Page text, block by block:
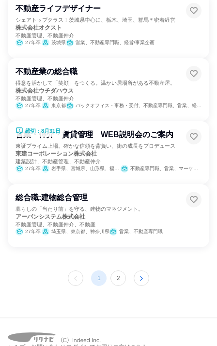
不動産ライフデザイナー
シェアトップクラス！茨城県中心に、栃木、埼玉、群馬＊密着経営
株式会社オクスト
不動産管理、不動産仲介
27年卒 茨城県 営業、不動産専門職、経営/事業企画
不動産業の総合職
得意を活かして「笑顔」をつくる。温かい居場所がある不動産屋。
株式会社ウチダハウス
不動産管理、不動産仲介
27年卒 東京都 バックオフィス・事務・受付、不動産専門職、営業、経営/事業企画、建築/土木/プラント専門職
締切：8月31日
営業・仲介・賃貸管理 WEB説明会のご案内
東証プライム上場。確かな信頼を背負い、街の成長をプロデュース
東建コーポレーション株式会社
建築設計、不動産管理、不動産仲介
27年卒 岩手県、宮城県、山形県、福島県、茨城県、栃木県、群馬県、埼玉県、千葉県、東京都、神奈川県、新潟県、富山県、福井県、長野県、岐阜県、静岡県、愛知県、三重県、滋賀県、京都府、大阪府、兵庫県、奈良県、鳥取県、島根県、岡山県、広島県、山口県、愛媛県、高知県、福岡県、長崎県、熊本県、大分県、宮崎県、鹿児島県、沖縄県 不動産専門職、営業、マーケティング・広告・宣伝
総合職:建物総合管理
暮らしの「当たり前」を守る、建物のマネジメント。
アーバンシステム株式会社
不動産管理、不動産仲介、不動産
27年卒 埼玉県、東京都、神奈川県 営業、不動産専門職
1 2